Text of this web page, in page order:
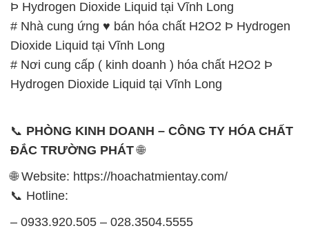
🌐 Website: https://hoachatmientay.com/
📞 Hotline:
– 0933.920.505 – 028.3504.5555
– 028.3756.1835 – 028.3756.1840 –
– 0932.660.696 – 0901.326.566 – 0906.387.866 –
0902.765.866
📧 Email: hoachat@dactruongphat.vn
GIỜ LÀM VIỆC TẠI CÔNG TY HÓA CHẤT ĐẮC
TRƯỜNG PHÁT